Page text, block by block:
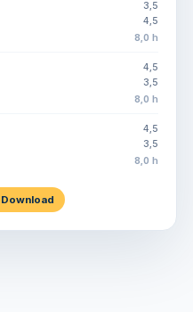
3,5
4,5
8,0 h
4,5
3,5
8,0 h
4,5
3,5
8,0 h